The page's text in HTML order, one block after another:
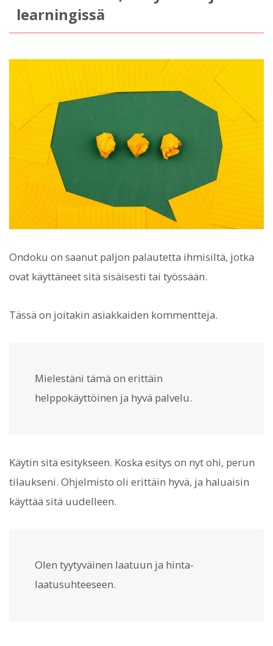
learningissä
Ondoku on saanut paljon palautetta ihmisiltä, jotka
ovat käyttäneet sitä sisäisesti tai työssään.
Tässä on joitakin asiakkaiden kommentteja.
Mielestäni tämä on erittäin
helppokäyttöinen ja hyvä palvelu.
Käytin sitä esitykseen. Koska esitys on nyt ohi, perun
tilaukseni. Ohjelmisto oli erittäin hyvä, ja haluaisin
käyttää sitä uudelleen.
Olen tyytyväinen laatuun ja hinta-
laatusuhteeseen.